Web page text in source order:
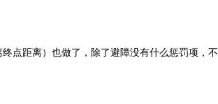
点距离）也做了，除了避障没有什么惩罚项，不